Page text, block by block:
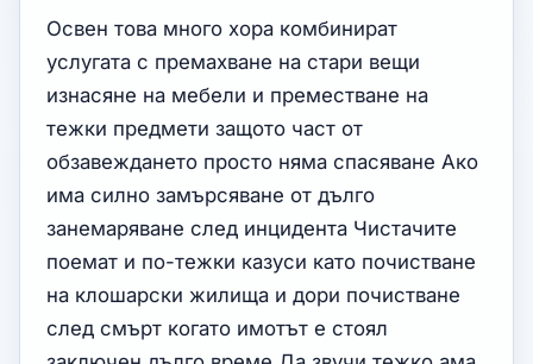
Освен това много хора комбинират
услугата с премахване на стари вещи
изнасяне на мебели и преместване на
тежки предмети защото част от
обзавеждането просто няма спасяване Ако
има силно замърсяване от дълго
занемаряване след инцидента Чистачите
поемат и по-тежки казуси като почистване
на клошарски жилища и дори почистване
след смърт когато имотът е стоял